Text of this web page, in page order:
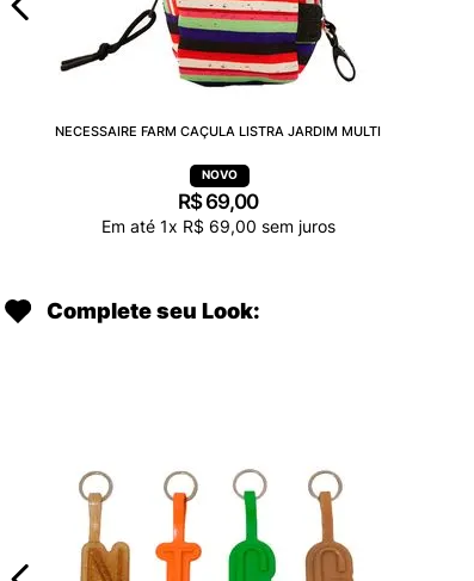
NECESSAIRE FARM CAÇULA LISTRA JARDIM MULTI
R$69,00
Em até 1x R$ 69,00 sem juros
Complete seu Look: